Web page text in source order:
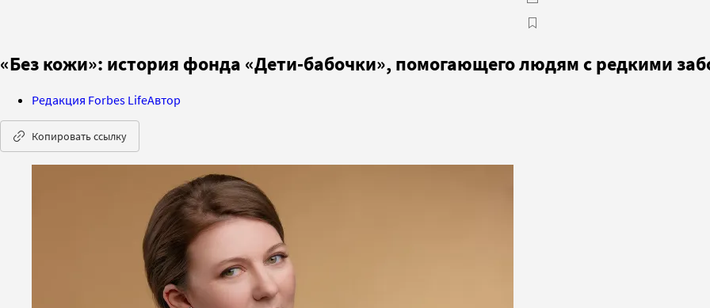
«Без кожи»: история фонда «Дети-бабочки», помогающего людям с редкими
Редакция Forbes LifeАвтор
Копировать ссылку